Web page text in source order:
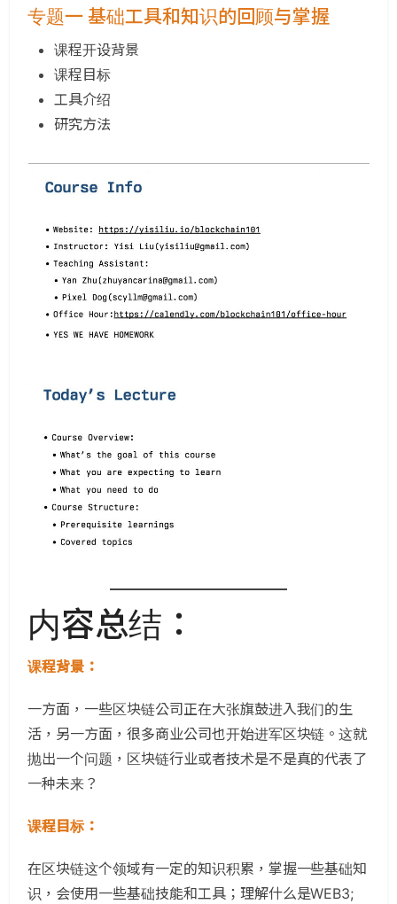
专题一 基础工具和知识的回顾与掌握
课程开设背景
课程目标
工具介绍
研究方法
内容总结：
课程背景：
一方面，一些区块链公司正在大张旗鼓进入我们的生
活，另一方面，很多商业公司也开始进军区块链。这就
抛出一个问题，区块链行业或者技术是不是真的代表了
一种未来？
​​课程目标：
在区块链这个领域有一定的知识积累，掌握一些基础知
识，会使用一些基础技能和工具；理解什么是WEB3;